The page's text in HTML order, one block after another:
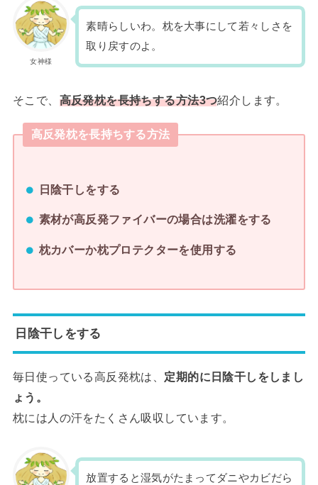
女神様
素晴らしいわ。枕を大事にして若々しさを
取り戻すのよ。
そこで、 高反発枕を長持ちする方法3つ紹介します。
高反発枕を長持ちする方法
日陰干しをする
素材が高反発ファイバーの場合は洗濯をする
枕カバーか枕プロテクターを使用する
日陰干しをする
毎日使っている高反発枕は、 定期的に日陰干しをしまし
ょう。
枕には人の汗をたくさん吸収しています。
放置すると湿気がたまってダニやカビだら